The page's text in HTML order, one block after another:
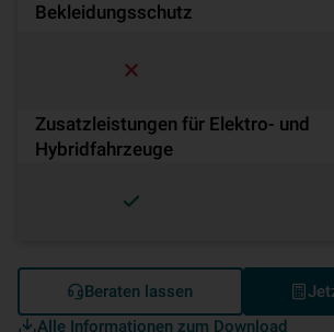
Bekleidungsschutz
Zusatzleistungen für Elektro- und
Hybridfahrzeuge
Alle Informationen zum Download
Beraten lassen